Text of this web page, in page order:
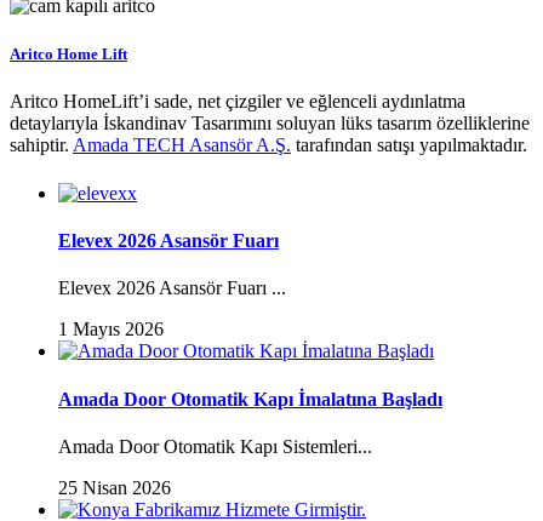
Aritco Home Lift
Aritco HomeLift’i sade, net çizgiler ve eğlenceli aydınlatma
detaylarıyla İskandinav Tasarımını soluyan lüks tasarım özelliklerine
sahiptir. Amada TECH Asansör A.Ş. tarafından satışı yapılmaktadır.
Elevex 2026 Asansör Fuarı
Elevex 2026 Asansör Fuarı ...
1 Mayıs 2026
Amada Door Otomatik Kapı İmalatına Başladı
Amada Door Otomatik Kapı Sistemleri...
25 Nisan 2026